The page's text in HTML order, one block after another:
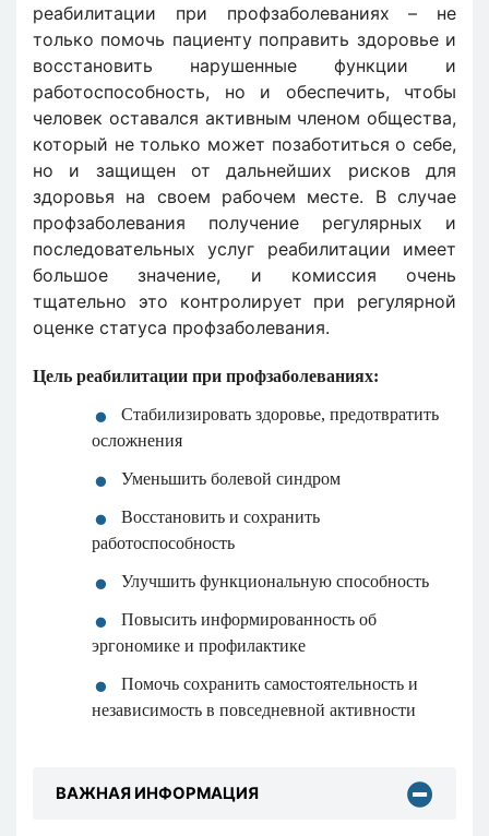
реабилитации при профзаболеваниях – не
только помочь пациенту поправить здоровье и
восстановить нарушенные функции и
работоспособность, но и обеспечить, чтобы
человек оставался активным членом общества,
который не только может позаботиться о себе,
но и защищен от дальнейших рисков для
здоровья на своем рабочем месте. В случае
профзаболевания получение регулярных и
последовательных услуг реабилитации имеет
большое значение, и комиссия очень
тщательно это контролирует при регулярной
оценке статуса профзаболевания.
Цель реабилитации при профзаболеваниях:
Стабилизировать здоровье, предотвратить
осложнения
Уменьшить болевой синдром
Восстановить и сохранить
работоспособность
Улучшить функциональную способность
Повысить информированность об
эргономике и профилактике
Помочь сохранить самостоятельность и
независимость в повседневной активности
ВАЖНАЯ ИНФОРМАЦИЯ